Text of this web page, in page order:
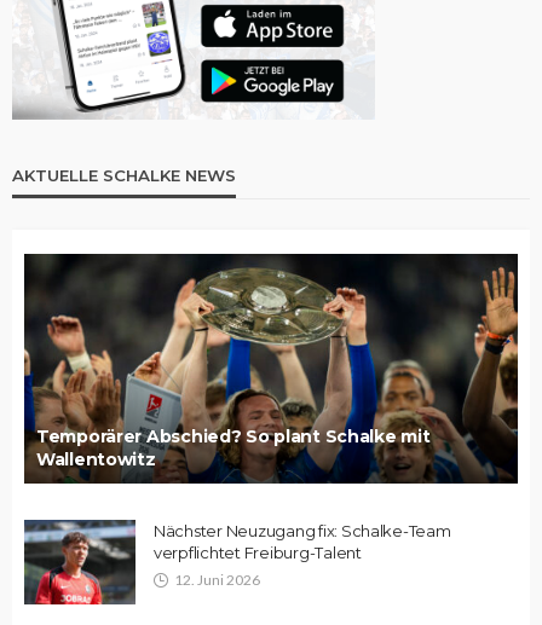
AKTUELLE SCHALKE NEWS
Temporärer Abschied? So plant Schalke mit
Wallentowitz
Nächster Neuzugang fix: Schalke-Team
verpflichtet Freiburg-Talent
12. Juni 2026